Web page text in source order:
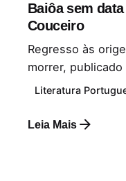
Baiôa sem
Couceiro
Regresso às
morrer,
Literatura
Leia Mais